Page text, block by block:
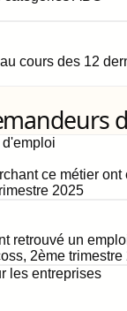
cours des 12
ce métier
2025
retrouvé un
, 2ème trimestre
les entreprises